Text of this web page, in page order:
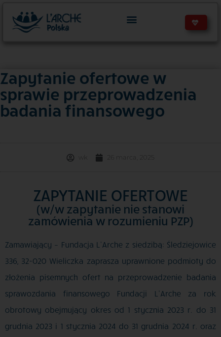
Zapytanie ofertowe w
sprawie przeprowadzenia
badania finansowego
26 marca, 2025
ZAPYTANIE OFERTOWE
(w/w zapytanie nie stanowi
zamówienia w rozumieniu PZP)
Zamawiający – Fundacja L’Arche z siedzibą: Śledziejowice
336, 32-020 Wieliczka zaprasza uprawnione podmioty do
złożenia pisemnych ofert na przeprowadzenie badania
sprawozdania finansowego Fundacji L’Arche za rok
obrotowy obejmujący okres od 1 stycznia 2023 r. do 31
grudnia 2023 i 1 stycznia 2024 do 31 grudnia 2024 r. oraz